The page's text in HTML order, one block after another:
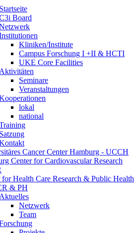
Startseite
Board
Kliniken/Institute
Campus Forschung I +II & HCTI
UKE Core Facilities
Aktivitäten
Seminare
Veranstaltungen
lokal
national
Satzung
Cancer Center Hamburg - UCCH
Center for Cardiovascular Research
for Health Care Research & Public Health
& PH
Aktuelles
Netzwerk
Team